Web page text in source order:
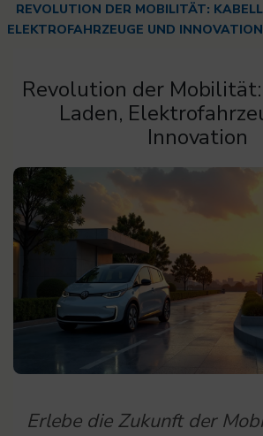
REVOLUTION DER MOBILITÄT:
ELEKTROFAHRZEUGE UND INNOVATION
Revolution der
Laden,
Innovation
Erlebe die Zukunft der